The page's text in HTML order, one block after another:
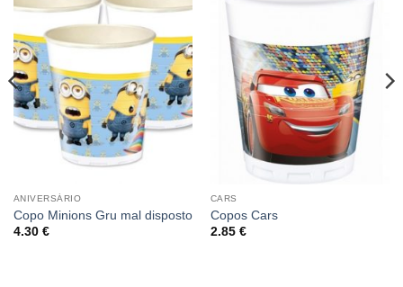
ANIVERSÁRIO
Copo Minions Gru mal disposto
4.30 €
CARS
Copos Cars
2.85 €